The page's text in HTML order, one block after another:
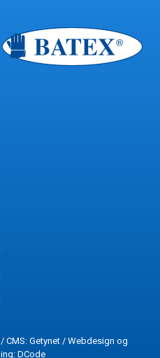
/ CMS: Getynet/ Webdesign og
DCode